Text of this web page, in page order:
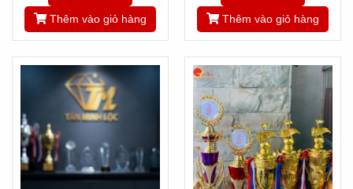
Thêm vào giỏ hàng Thêm vào giỏ hàng